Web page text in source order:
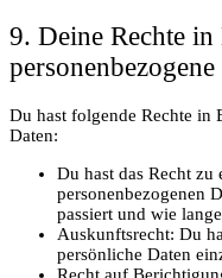
9. Deine Rechte
personenbezogene
Du hast folgende Rechte in
Daten:
Du hast das Recht zu
personenbezogenen
passiert und wie
Auskunftsrecht: Du
persönliche Daten
Recht auf